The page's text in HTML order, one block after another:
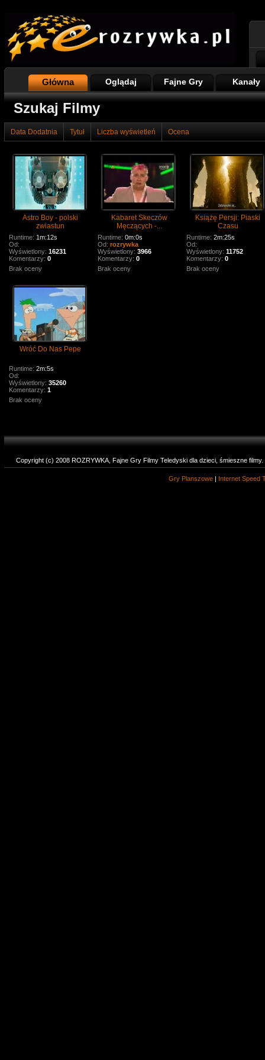
Główna Oglądaj Fajne Gry Kanały
Szukaj Filmy
Data Dodatnia Tytuł Liczba wyświetleń Ocena
Astro Boy - polski
zwiastun
Runtime: 1m:12s
Od:
Wyświetlony: 16231
Komentarzy: 0
Brak oceny
Kabaret Skeczów
Męczących -...
Runtime: 0m:0s
Od: rozrywka
Wyświetlony: 3966
Komentarzy: 0
Brak oceny
Książę Persji: Piaski
Czasu
Runtime: 2m:25s
Od:
Wyświetlony: 11752
Komentarzy: 0
Brak oceny
Wróć Do Nas Pepe
Runtime: 2m:5s
Od:
Wyświetlony: 35260
Komentarzy: 1
Brak oceny
Copyright (c) 2008 ROZRYWKA, Fajne Gry Filmy Teledyski dla dzieci, śmieszne
Gry Planszowe | Internet Speed